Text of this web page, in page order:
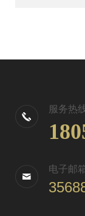
服务热
电子邮